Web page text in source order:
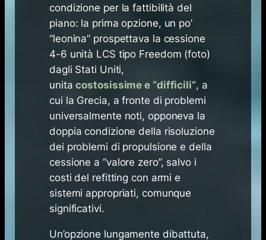
condizione per la fattibilità del
piano: la prima opzione, un po’
“leonina” prospettava la cessione
4-6 unità LCS tipo Freedom (foto)
dagli Stati Uniti,
unitacostosissime e “difficili”, a
cui la Grecia, a fronte di problemi
universalmente noti, opponeva la
doppia condizione della risoluzione
dei problemi di propulsione e della
cessione a “valore zero”, salvo i
costi del refitting con armi e
sistemi appropriati, comunque
significativi.
Un’opzione lungamente dibattuta,